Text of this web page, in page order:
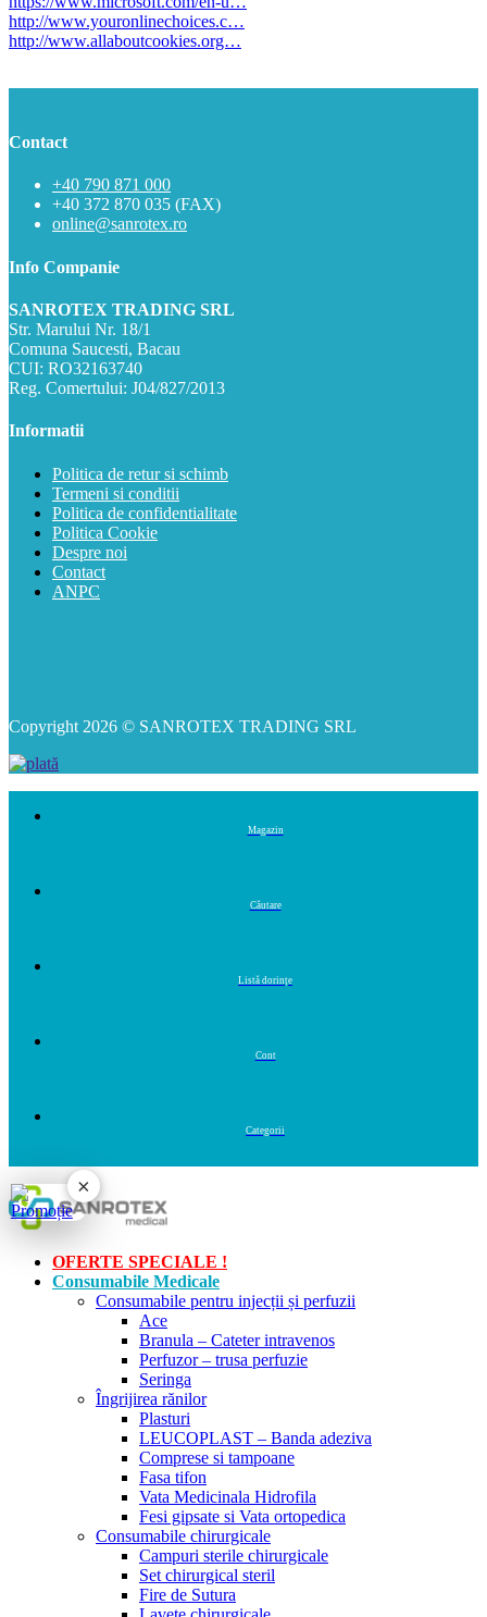
http://www.youronlinechoices.c…
http://www.allaboutcookies.org…
Contact
+40 790 871 000
+40 372 870 035 (FAX)
online@sanrotex.ro
Info Companie
SANROTEX TRADING SRL
Str. Marului Nr. 18/1
Comuna Saucesti, Bacau
CUI: RO32163740
Reg. Comertului: J04/827/2013
Informatii
Politica de retur si schimb
Termeni si conditii
Politica de confidentialitate
Politica Cookie
Despre noi
Contact
ANPC
Copyright 2026 © SANROTEX TRADING SRL
×
OFERTE SPECIALE !
Consumabile Medicale
Consumabile pentru injecții și perfuzii
Ace
Branula – Cateter intravenos
Perfuzor – trusa perfuzie
Seringa
Îngrijirea rănilor
Plasturi
LEUCOPLAST – Banda adeziva
Comprese si tampoane
Fasa tifon
Vata Medicinala Hidrofila
Fesi gipsate si Vata ortopedica
Consumabile chirurgicale
Campuri sterile chirurgicale
Set chirurgical steril
Fire de Sutura